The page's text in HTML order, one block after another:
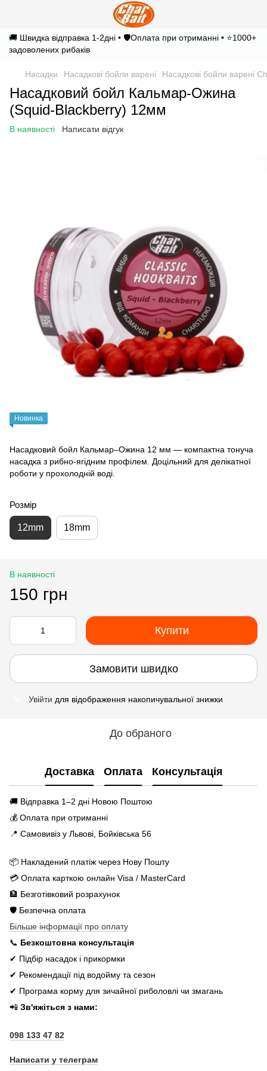
🚚 Швидка відправка 1-2дні • 🛡️Оплата при отриманні • ⭐1000+
задоволених рибаків
Насадки Насадкові бойли варені Насадкові бойли варені
Насадковий бойл Кальмар-Ожина
(Squid-Blackberry) 12мм
В наявності Написати відгук
Новинка
Насадковий бойл Кальмар–Ожина 12 мм — компактна тонуча
насадка з рибно-ягідним профілем. Доцільний для делікатної
роботи у прохолодній воді.
Розмір
12mm 18mm
В наявності
150 грн
Купити
Замовити швидко
Увійти для відображення накопичувальної знижки
До обраного
Доставка Оплата Консультація
🚚 Відправка 1–2 дні Новою Поштою
💰 Оплата при отриманні
📍 Самовивіз у Львові, Бойківська 56
📦 Накладений платіж через Нову Пошту
💳 Оплата карткою онлайн Visa / MasterCard
🏦 Безготівковий розрахунок
🛡️ Безпечна оплата
Більше інформації про оплату
📞 Безкоштовна консультація
✔ Підбір насадок і прикормки
✔ Рекомендації під водойму та сезон
✔ Програма корму для зичайної риболовлі чи змагань
📲 Зв'яжіться з нами:
098 133 47 82
Написати у телеграм